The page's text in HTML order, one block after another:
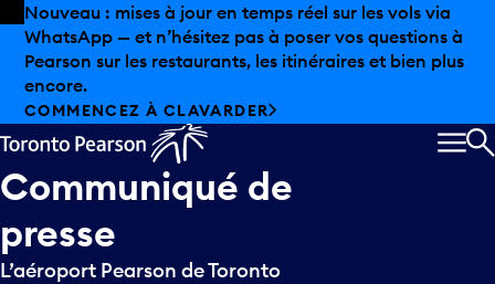
Skip to offers
Passer au contenu principal
Nouveau : mises à jour en temps réel sur les vols via
WhatsApp — et n’hésitez pas à poser vos questions à
Pearson sur les restaurants, les itinéraires et bien plus
encore.
COMMENCEZ À CLAVARDER
Communiqué de
presse
L’aéroport Pearson de Toronto